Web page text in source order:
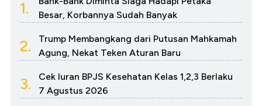
1.
Besar, Korbannya Sudah Banyak
2.
Trump Membangkang dari Putusan Mahkamah
Agung, Nekat Teken Aturan Baru
3.
Cek Iuran BPJS Kesehatan Kelas 1,2,3 Berlaku
7 Agustus 2026